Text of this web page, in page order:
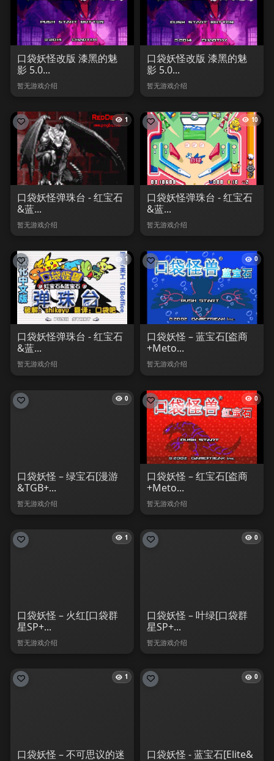
口袋妖怪改版 漆黑的魅
影 5.0...
暂无游戏介绍
口袋妖怪改版 漆黑的魅
影 5.0...
暂无游戏介绍
1
口袋妖怪弹珠台 - 红宝石
&蓝...
暂无游戏介绍
10
口袋妖怪弹珠台 - 红宝石
&蓝...
暂无游戏介绍
1
口袋妖怪弹珠台 - 红宝石
&蓝...
暂无游戏介绍
0
口袋妖怪 – 蓝宝石[盗商
+Meto...
暂无游戏介绍
0
口袋妖怪 – 绿宝石[漫游
&TGB+...
暂无游戏介绍
0
口袋妖怪 – 红宝石[盗商
+Meto...
暂无游戏介绍
1
口袋妖怪 – 火红[口袋群
星SP+...
暂无游戏介绍
0
口袋妖怪 – 叶绿[口袋群
星SP+...
暂无游戏介绍
1
口袋妖怪 – 不可思议的迷
0
口袋妖怪 - 蓝宝石[Elite&